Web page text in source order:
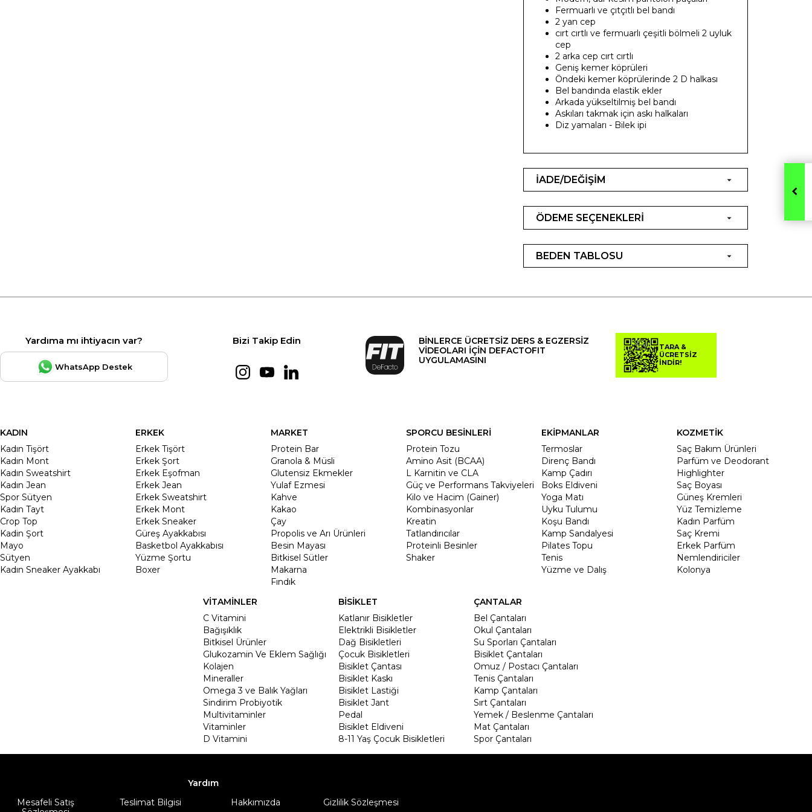
Fermuarlı ve çıtçıtlı bel bandı
2 yan cep
cırt cırtlı ve fermuarlı çeşitli bölmeli 2 uyluk
cep
2 arka cep cırt cırtlı
Geniş kemer köprüleri
Öndeki kemer köprülerinde 2 D halkası
Bel bandında elastik ekler
Arkada yükseltilmiş bel bandı
Askıları takmak için askı halkaları
Diz yamaları - Bilek ipi
İADE/DEĞİŞİM
ÖDEME SEÇENEKLERİ
BEDEN TABLOSU
Yardıma mı ihtiyacın var?
WhatsApp Destek
Bizi Takip Edin
BİNLERCE ÜCRETSİZ DERS & EGZERSİZ
VİDEOLARI İÇİN DEFACTOFIT
UYGULAMASINI
TARA &
ÜCRETSİZ
İNDİR!
KADIN
Kadın Tişört
Kadın Mont
Kadın Sweatshirt
Kadın Jean
Spor Sütyen
Kadın Tayt
Crop Top
Kadin Şort
Mayo
Sütyen
Kadın Sneaker Ayakkabı
ERKEK
Erkek Tişört
Erkek Şort
Erkek Eşofman
Erkek Jean
Erkek Sweatshirt
Erkek Mont
Erkek Sneaker
Güreş Ayakkabısı
Basketbol Ayakkabısı
Yüzme Şortu
Boxer
MARKET
Protein Bar
Granola & Müsli
Glutensiz Ekmekler
Yulaf Ezmesi
Kahve
Kakao
Çay
Propolis ve Arı Ürünleri
Besin Mayası
Bitkisel Sütler
Makarna
Fındık
SPORCU BESİNLERİ
Protein Tozu
Amino Asit (BCAA)
L Karnitin ve CLA
Güç ve Performans Takviyeleri
Kilo ve Hacim (Gainer)
Kombinasyonlar
Kreatin
Tatlandırıcılar
Proteinli Besinler
Shaker
EKİPMANLAR
Termoslar
Direnç Bandı
Kamp Çadırı
Boks Eldiveni
Yoga Matı
Uyku Tulumu
Koşu Bandı
Kamp Sandalyesi
Pilates Topu
Tenis
Yüzme ve Dalış
KOZMETİK
Saç Bakım Ürünleri
Parfüm ve Deodorant
Highlighter
Saç Boyası
Güneş Kremleri
Yüz Temizleme
Kadın Parfüm
Saç Kremi
Erkek Parfüm
Nemlendiriciler
Kolonya
VİTAMİNLER
C Vitamini
Bağışıklık
Bitkisel Ürünler
Glukozamin Ve Eklem Sağlığı
Kolajen
Mineraller
Omega 3 ve Balık Yağları
Sindirim Probiyotik
Multivitaminler
Vitaminler
D Vitamini
BİSİKLET
Katlanır Bisikletler
Elektrikli Bisikletler
Dağ Bisikletleri
Çocuk Bisikletleri
Bisiklet Çantası
Bisiklet Kaskı
Bisiklet Lastiği
Bisiklet Jant
Pedal
Bisiklet Eldiveni
8-11 Yaş Çocuk Bisikletleri
ÇANTALAR
Bel Çantaları
Okul Çantaları
Su Sporları Çantaları
Bisiklet Çantaları
Omuz / Postacı Çantaları
Tenis Çantaları
Kamp Çantaları
Sırt Çantaları
Yemek / Beslenme Çantaları
Mat Çantaları
Spor Çantaları
Yardım
Mesafeli Satış
Teslimat Bilgisi Hakkımızda Gizlilik Sözleşmesi